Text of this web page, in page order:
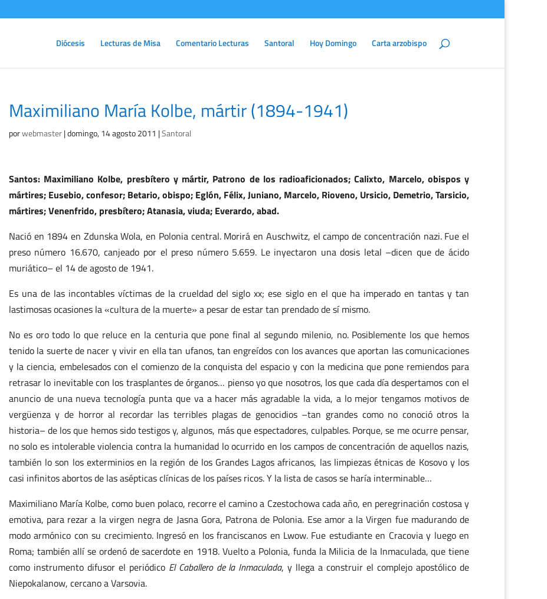
Diócesis Lecturas de Misa Comentario Lecturas Santoral Hoy Domingo Carta arzobispo
Maximiliano María Kolbe, mártir (1894-1941)
porwebmaster|domingo, 14 agosto 2011 |Santoral
Santos: Maximiliano Kolbe, presbítero y mártir, Patrono de los radioaficionados; Calixto, Marcelo, obispos y
mártires; Eusebio, confesor; Betario, obispo; Eglón, Félix, Juniano, Marcelo, Rioveno, Ursicio, Demetrio, Tarsicio,
mártires; Venenfrido, presbítero; Atanasia, viuda; Everardo, abad.
Nació en 1894 en Zdunska Wola, en Polonia central. Morirá en Auschwitz, el campo de concentración nazi. Fue el
preso número 16.670, canjeado por el preso número 5.659. Le inyectaron una dosis letal –dicen que de ácido
muriático– el 14 de agosto de 1941.
Es una de las incontables víctimas de la crueldad del siglo xx; ese siglo en el que ha imperado en tantas y tan
lastimosas ocasiones la «cultura de la muerte» a pesar de estar tan prendado de sí mismo.
No es oro todo lo que reluce en la centuria que pone final al segundo milenio, no. Posiblemente los que hemos
tenido la suerte de nacer y vivir en ella tan ufanos, tan engreídos con los avances que aportan las comunicaciones
y la ciencia, embelesados con el comienzo de la conquista del espacio y con la medicina que pone remiendos para
retrasar lo inevitable con los trasplantes de órganos… pienso yo que nosotros, los que cada día despertamos con el
anuncio de una nueva tecnología punta que va a hacer más agradable la vida, a lo mejor tengamos motivos de
vergüenza y de horror al recordar las terribles plagas de genocidios –tan grandes como no conoció otros la
historia– de los que hemos sido testigos y, algunos, más que espectadores, culpables. Porque, se me ocurre pensar,
no solo es intolerable violencia contra la humanidad lo ocurrido en los campos de concentración de aquellos nazis,
también lo son los exterminios en la región de los Grandes Lagos africanos, las limpiezas étnicas de Kosovo y los
casi infinitos abortos de las asépticas clínicas de los países ricos. Y la lista de casos se haría interminable…
Maximiliano María Kolbe, como buen polaco, recorre el camino a Czestochowa cada año, en peregrinación costosa y
emotiva, para rezar a la virgen negra de Jasna Gora, Patrona de Polonia. Ese amor a la Virgen fue madurando de
modo armónico con su crecimiento. Ingresó en los franciscanos en Lwow. Fue estudiante en Cracovia y luego en
Roma; también allí se ordenó de sacerdote en 1918. Vuelto a Polonia, funda la Milicia de la Inmaculada, que tiene
como instrumento difusor el periódico El Caballero de la Inmaculada, y llega a construir el complejo apostólico de
Niepokalanow, cercano a Varsovia.